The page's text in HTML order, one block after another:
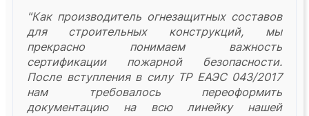
"Как производитель огнезащитных составов
для строительных конструкций, мы
прекрасно понимаем важность
сертификации пожарной безопасности.
После вступления в силу ТР ЕАЭС 043/2017
нам требовалось переоформить
документацию на всю линейку нашей